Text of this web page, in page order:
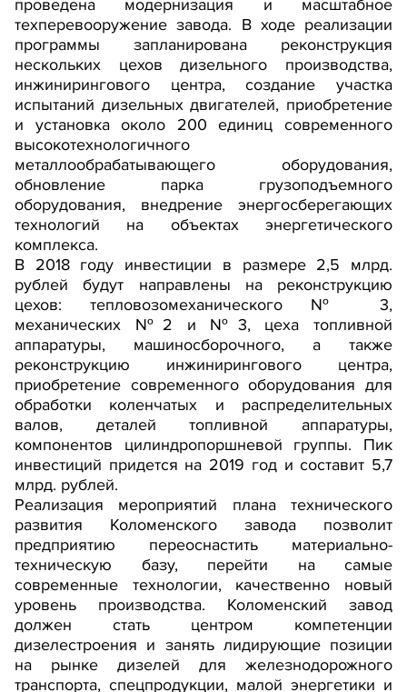
проведена модернизация и масштабное
техперевооружение завода. В ходе реализации
программы запланирована реконструкция
нескольких цехов дизельного производства,
инжинирингового центра, создание участка
испытаний дизельных двигателей, приобретение
и установка около 200 единиц современного
высокотехнологичного
металлообрабатывающего оборудования,
обновление парка грузоподъемного
оборудования, внедрение энергосберегающих
технологий на объектах энергетического
комплекса.
В 2018 году инвестиции в размере 2,5 млрд.
рублей будут направлены на реконструкцию
цехов: тепловозомеханического № 3,
механических №2 и №3, цеха топливной
аппаратуры, машиносборочного, а также
реконструкцию инжинирингового центра,
приобретение современного оборудования для
обработки коленчатых и распределительных
валов, деталей топливной аппаратуры,
компонентов цилиндропоршневой группы. Пик
инвестиций придется на 2019 год и составит 5,7
млрд. рублей.
Реализация мероприятий плана технического
развития Коломенского завода позволит
предприятию переоснастить материально-
техническую базу, перейти на самые
современные технологии, качественно новый
уровень производства. Коломенский завод
должен стать центром компетенции
дизелестроения и занять лидирующие позиции
на рынке дизелей для железнодорожного
транспорта, спецпродукции, малой энергетики и